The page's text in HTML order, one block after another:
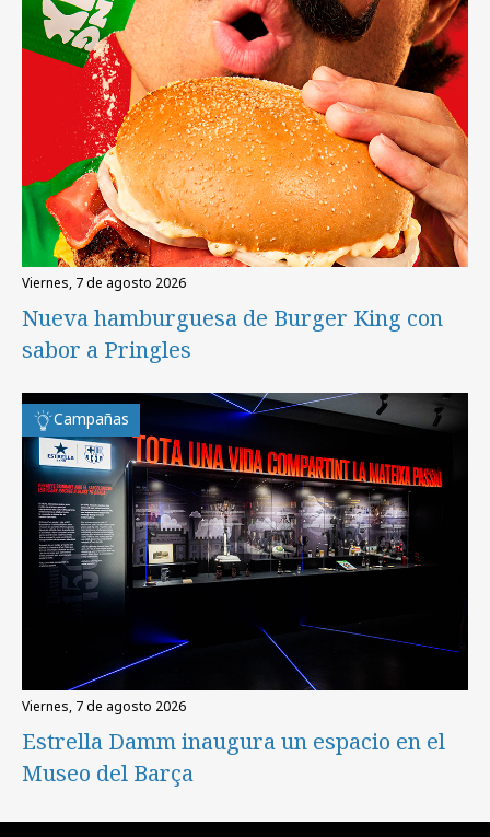
viernes, 7 de agosto 2026
Nueva hamburguesa de Burger King con
sabor a Pringles
Campañas
viernes, 7 de agosto 2026
Estrella Damm inaugura un espacio en el
Museo del Barça